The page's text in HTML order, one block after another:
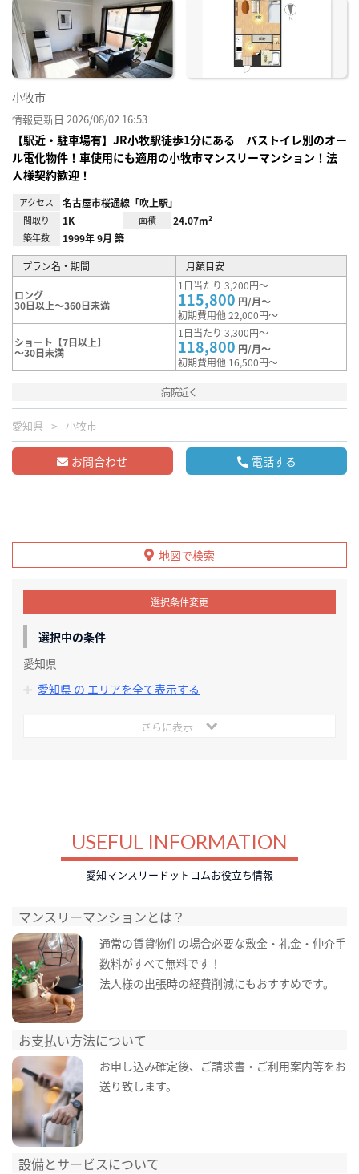
小牧市
情報更新日 2026/08/02 16:53
【駅近・駐車場有】JR小牧駅徒歩1分にある バストイレ別のオー
ル電化物件！車使用にも適用の小牧市マンスリーマンション！法
人様契約歓迎！
アクセス 名古屋市桜通線「吹上駅」
間取り 1K 面積 24.07m²
築年数 1999年 9月 築
プラン名・期間 月額目安
ロング
30日以上～360日未満
1日当たり 3,200円～
115,800 円/月～
初期費用他 22,000円～
ショート【7日以上】
～30日未満
1日当たり 3,300円～
118,800 円/月～
初期費用他 16,500円～
病院近く
愛知県 小牧市
お問合わせ 電話する
地図で検索
選択条件変更
選択中の条件
愛知県
愛知県 の エリアを全て表示する
さらに表示
USEFUL INFORMATION
愛知マンスリードットコムお役立ち情報
マンスリーマンションとは？
通常の賃貸物件の場合必要な敷金・礼金・仲介手
数料がすべて無料です！
法人様の出張時の経費削減にもおすすめです。
お支払い方法について
お申し込み確定後、ご請求書・ご利用案内等をお
送り致します。
設備とサービスについて